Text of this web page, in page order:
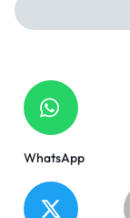
WhatsApp